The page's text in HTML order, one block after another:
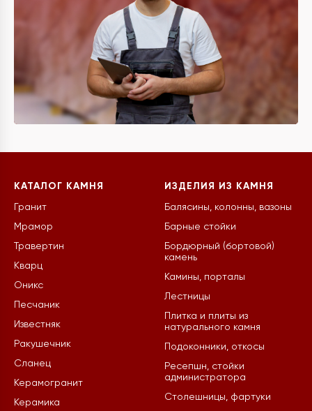
КАТАЛОГ КАМНЯ
Гранит
Мрамор
Травертин
Кварц
Оникс
Песчаник
Известняк
Ракушечник
Сланец
Керамогранит
Керамика
ИЗДЕЛИЯ ИЗ КАМНЯ
Балясины, колонны, вазоны
Барные стойки
Бордюрный (бортовой)
камень
Камины, порталы
Лестницы
Плитка и плиты из
натурального камня
Подоконники, откосы
Ресепшн, стойки
администратора
Столешницы, фартуки